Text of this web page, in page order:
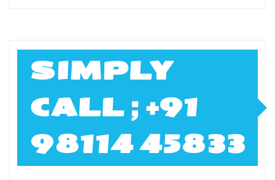
SIMPLY
CALL ; +91
98114 45833